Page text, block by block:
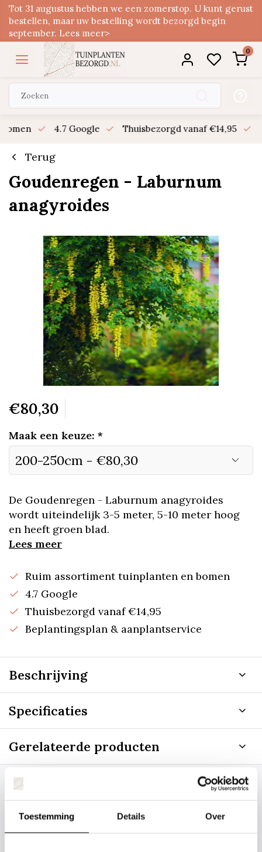
Toestemming Details Over
Tot 31 augustus hebben we een zomerstop. U kunt gerust
bestellen, maar uw bestelling wordt bezorgd begin
september. Lees meer>
0
4.7 Google Thuisbezorgd vanaf €14,95
Terug
Goudenregen - Laburnum
anagyroides
€80,30
Maak een keuze: *
De Goudenregen - Laburnum anagyroides
wordt uiteindelijk 3-5 meter, 5-10 meter hoog
en heeft groen blad.
Lees meer
Ruim assortiment tuinplanten en bomen
4.7 Google
Thuisbezorgd vanaf €14,95
Beplantingsplan & aanplantservice
Beschrijving
Specificaties
Gerelateerde producten
Staat uw plantsoort of maat er niet
tussen? Laat het ons weten, dan
gaan we voor u kijken. Stuur ons